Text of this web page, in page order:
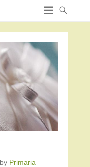
by Primaria